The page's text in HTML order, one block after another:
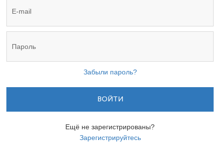
Забыли пароль?
ВОЙТИ
Ещё не зарегистрированы?
Зарегистрируйтесь